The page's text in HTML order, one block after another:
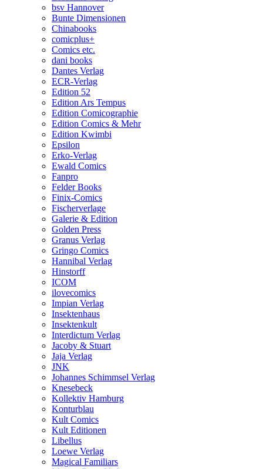
bsv Hannover
Bunte Dimensionen
Chinabooks
comicplus+
Comics etc.
dani books
Dantes Verlag
ECR-Verlag
Edition 52
Edition Ars Tempus
Edition Comicographie
Edition Comics & Mehr
Edition Kwimbi
Epsilon
Erko-Verlag
Ewald Comics
Fanpro
Felder Books
Finix-Comics
Fischerverlage
Galerie & Edition
Golden Press
Granus Verlag
Gringo Comics
Hannibal Verlag
Hinstorff
ICOM
ilovecomics
Impian Verlag
Insektenhaus
Insektenkult
Interdictum Verlag
Jacoby & Stuart
Jaja Verlag
JNK
Johannes Schimmsel Verlag
Knesebeck
Kollektiv Hamburg
Konturblau
Kult Comics
Kult Editionen
Libellus
Loewe Verlag
Magical Familiars